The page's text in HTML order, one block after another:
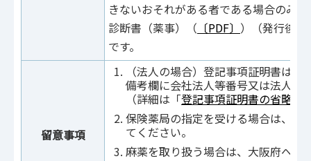
きないおそれがある者である場合のみ
診断書（薬事）（ 〔PDF〕 ）（発行後3
です。
留意事項
（法人の場合）登記事項証明書は
備考欄に会社法人等番号又は法人番
（詳細は「登記事項証明書の省略に
保険薬局の指定を受ける場合は、近
てください。
麻薬を取り扱う場合は、大阪府へ申